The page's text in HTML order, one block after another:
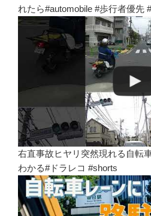
れたら#automobile #歩行者優先
右直事故ヒヤリ突然現れる自転
わかる#ドラレコ #shorts